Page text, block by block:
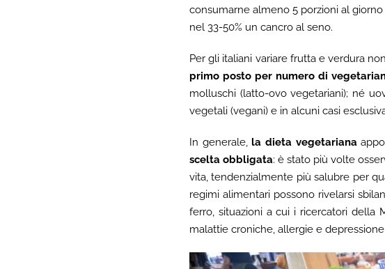
consumarne almeno 5 porzioni al
nel 33-50% un cancro al seno.
Per gli italiani variare frutta e verdura
primo posto per numero di
molluschi (latto-ovo vegetariani); né
vegetali (vegani) e in alcuni casi
In generale,la dieta vegetariana
scelta obbligata: è stato più volte
vita, tendenzialmente più salubre per
regimi alimentari possono rivelarsi
ferro, situazioni a cui i ricercatori della
malattie croniche, allergie e